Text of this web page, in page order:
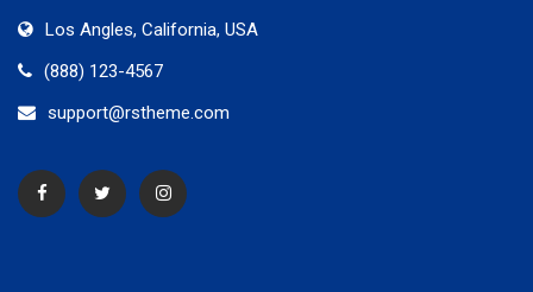
Los Angles, California, USA
(888) 123-4567
support@rstheme.com